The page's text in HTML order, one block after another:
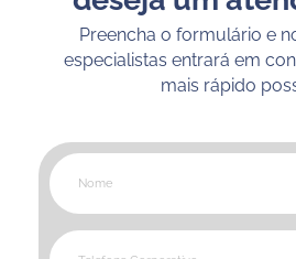
Preencha o formulário e
especialistas entrará em
mais rápido